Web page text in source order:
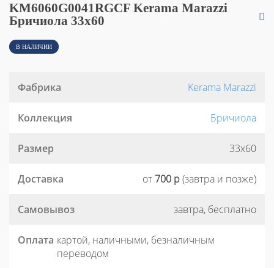
KM6060G0041RGCF Kerama Marazzi
Бричиола 33x60
В НАЛИЧИИ
Фабрика Kerama Marazzi
Коллекция Бричиола
Размер 33x60
Доставка от 700 р(завтра и позже)
Самовывоз завтра, бесплатно
Оплата картой, наличными, безналичным
переводом